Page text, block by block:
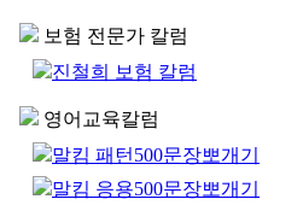
보험 전문가 칼럼
진철희 보험 칼럼
영어교육칼럼
말킴 패턴500문장뽀개기
말킴 응용500문장뽀개기